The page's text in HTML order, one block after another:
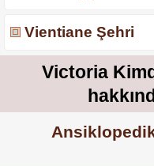
Vientiane Şehri
Victoria